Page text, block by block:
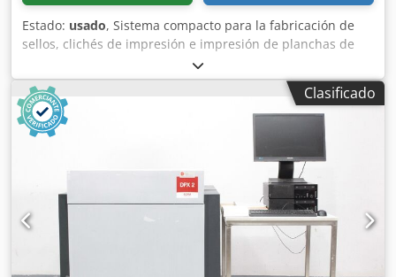
Estado: usado, Sistema compacto para la fabricación de
sellos, clichés de impresión e impresión de planchas de
fotopolímero. Es posible procesar tanto fotopolímero
líquido (resina) como material de planchas
fotopoliméricas. Equipo de exposición para la fabricación
de clichés / Fabricación de planchas de fotopolímero AZ
System 2000 N.º de serie: 277 Tamaño de plancha máx.: 23
x 33 cm Con 9 programas de trabajo Csdpfx Aeza H Sreh
Derf Datos de la máquina: Dimensiones: Ancho 52 cm,
Profundidad 47 cm, Altura 95 cm Peso aproximado: 62 kg
Conexión eléctrica: 220 V, 1,3 kW Inspección por video
online a través de WhatsApp, MS Zoom o Telegram En
stock en Emskirchen/Núremberg - Disponible
inmediatamente - Posibilidad de prueba
Clasificado